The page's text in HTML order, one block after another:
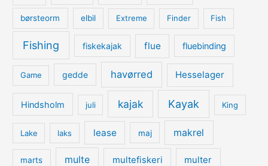
børsteorm elbil Extreme Finder Fish
Fishing fiskekajak flue fluebinding
Game gedde havørred Hesselager
Hindsholm juli kajak Kayak King
Lake laks lease maj makrel
marts multe multefiskeri multer